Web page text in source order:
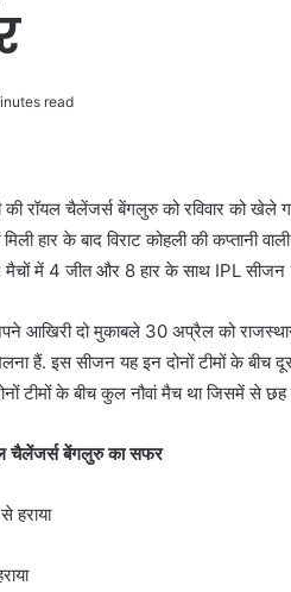
read
की रॉयल चैलेंजर्स बेंगलुरु को रविवार
मिली हार के बाद विराट कोहली की
में 4 जीत और 8 हार के साथ IPL सीजन
आखिरी दो मुकाबले 30 अप्रैल को
हैं. इस सीजन यह इन दोनों टीमों के
टीमों के बीच कुल नौवां मैच था जिसमें से छह
चैलेंजर्स बेंगलुरु का सफर
हराया